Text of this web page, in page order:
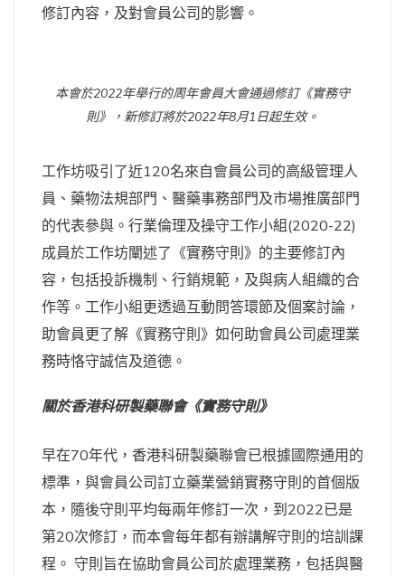
修訂內容，及對會員公司的影響。
本會於2022年舉行的周年會員大會通過修訂《實務守
則》，新修訂將於2022年8月1日起生效。
工作坊吸引了近120名來自會員公司的高級管理人
員、藥物法規部門、醫藥事務部門及市場推廣部門
的代表參與。行業倫理及操守工作小組(2020-22)
成員於工作坊闡述了《實務守則》的主要修訂內
容，包括投訴機制、行銷規範，及與病人組織的合
作等。工作小組更透過互動問答環節及個案討論，
助會員更了解《實務守則》如何助會員公司處理業
務時恪守誠信及道德。
關於香港科研製藥聯會《實務守則》
早在70年代，香港科研製藥聯會已根據國際通用的
標準，與會員公司訂立藥業營銷實務守則的首個版
本，隨後守則平均每兩年修訂一次，到2022已是
第20次修訂，而本會每年都有辦講解守則的培訓課
程。 守則旨在協助會員公司於處理業務，包括與醫